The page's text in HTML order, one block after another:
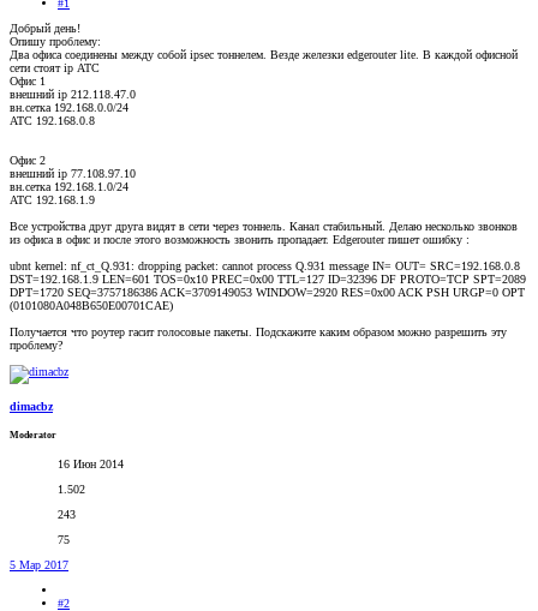
Добрый день!
Опишу проблему:
Два офиса соединены между собой ipsec тоннелем. Везде железки edgerouter lite. В каждой офисной
сети стоят ip АТС
Офис 1
внешний ip 212.118.47.0
вн.сетка 192.168.0.0/24
АТС 192.168.0.8
Офис 2
внешний ip 77.108.97.10
вн.сетка 192.168.1.0/24
АТС 192.168.1.9
Все устройства друг друга видят в сети через тоннель. Канал стабильный. Делаю несколько звонков
из офиса в офис и после этого возможность звонить пропадает. Edgerouter пишет ошибку :
ubnt kernel: nf_ct_Q.931: dropping packet: cannot process Q.931 message IN= OUT= SRC=192.168.0.8
DST=192.168.1.9 LEN=601 TOS=0x10 PREC=0x00 TTL=127 ID=32396 DF PROTO=TCP SPT=2089
DPT=1720 SEQ=3757186386 ACK=3709149053 WINDOW=2920 RES=0x00 ACK PSH URGP=0 OPT
(0101080A048B650E00701CAE)
Получается что роутер гасит голосовые пакеты. Подскажите каким образом можно разрешить эту
проблему?
dimacbz
Moderator
16 Июн 2014
1.502
243
75
5 Мар 2017
#2